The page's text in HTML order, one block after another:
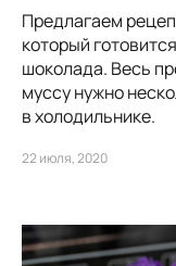
Предлагаем
который
шоколада. Весь
муссу нужно
в холодильнике.
22 июля, 2020